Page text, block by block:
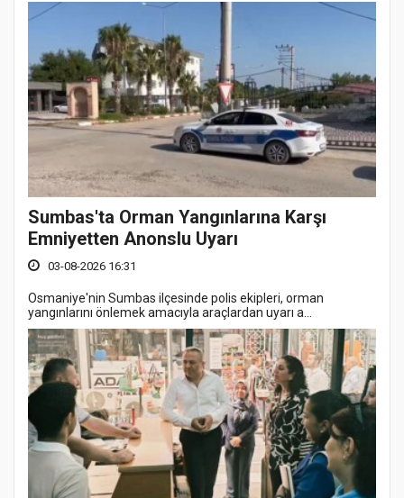
Sumbas'ta Orman Yangınlarına Karşı
Emniyetten Anonslu Uyarı
03-08-2026 16:31
Osmaniye'nin Sumbas ilçesinde polis ekipleri, orman
yangınlarını önlemek amacıyla araçlardan uyarı a...